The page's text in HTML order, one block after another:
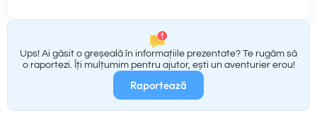
Ups! Ai găsit o greșeală în informațiile prezentate? Te rugăm să
o raportezi. Îți mulțumim pentru ajutor, ești un aventurier erou!
Raportează